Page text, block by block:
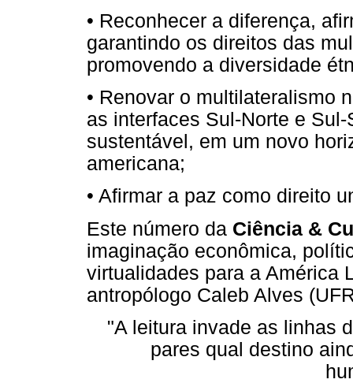
• Reconhecer a diferença,
garantindo os direitos das
promovendo a diversidade
• Renovar o multilateralismo
as interfaces Sul-Norte e
sustentável, em um novo
americana;
• Afirmar a paz como direito
Este número da Ciência &
imaginação econômica,
virtualidades para a América
antropólogo Caleb Alves
"A leitura invade as linhas
pares qual destino